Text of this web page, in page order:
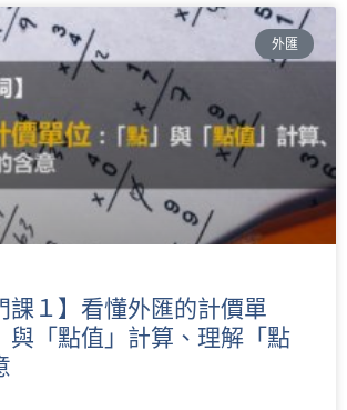
外匯
課１】看懂外匯的計價單
與「點值」計算、理解「點